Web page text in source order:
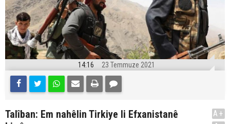
14:16 23 Temmuze 2021
Talîban: Em nahêlin Tirkiye li Efxanistanê
A+